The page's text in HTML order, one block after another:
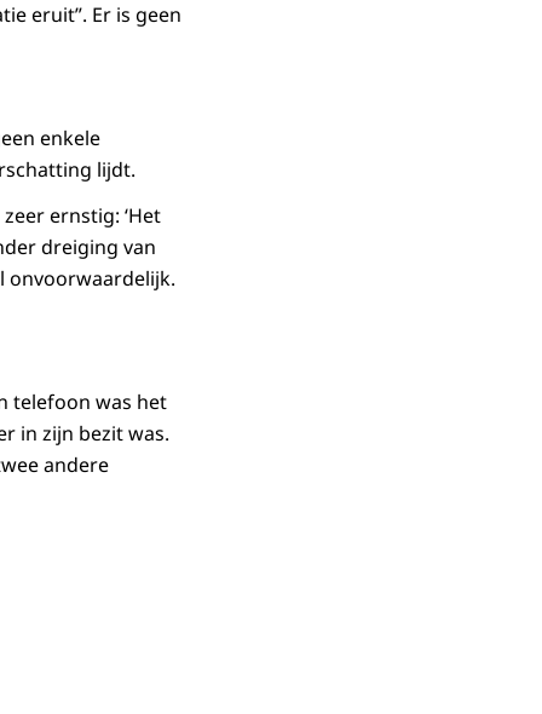
eruit”. Er is geen
enkele
lijdt.
ernstig: ‘Het
dreiging van
onvoorwaardelijk.
telefoon was het
in zijn bezit was.
andere